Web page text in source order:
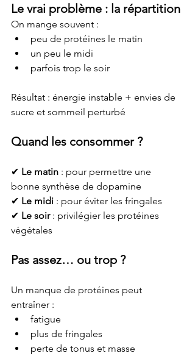
Le vrai problème : la répartition
On mange souvent :
peu de protéines le matin
un peu le midi
parfois trop le soir
Résultat : énergie instable + envies de
sucre et sommeil perturbé
Quand les consommer ?
✔ Le matin : pour permettre une
bonne synthèse de dopamine
✔ Le midi : pour éviter les fringales
✔ Le soir : privilégier les protéines
végétales
Pas assez… ou trop ?
Un manque de protéines peut
entraîner :
fatigue
plus de fringales
perte de tonus et masse